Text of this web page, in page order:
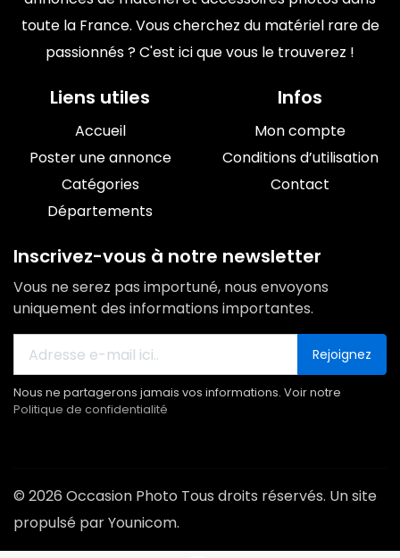
toute la France. Vous cherchez du matériel rare de
passionnés ? C'est ici que vous le trouverez !
Liens utiles
Accueil
Poster une annonce
Catégories
Départements
Infos
Mon compte
Conditions d’utilisation
Contact
Inscrivez-vous à notre newsletter
Vous ne serez pas importuné, nous envoyons
uniquement des informations importantes.
Rejoignez
Nous ne partagerons jamais vos informations. Voir notre
Politique de confidentialité
© 2026 Occasion Photo Tous droits réservés. Un site
propulsé par Younicom.